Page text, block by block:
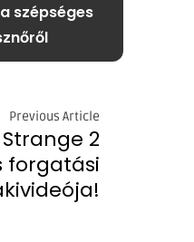
szépséges
Previous Article
2
forgatási